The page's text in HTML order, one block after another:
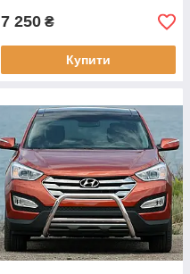
7 250 ₴
Купити